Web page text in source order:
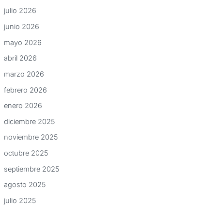
julio 2026
junio 2026
mayo 2026
abril 2026
marzo 2026
febrero 2026
enero 2026
diciembre 2025
noviembre 2025
octubre 2025
septiembre 2025
agosto 2025
julio 2025